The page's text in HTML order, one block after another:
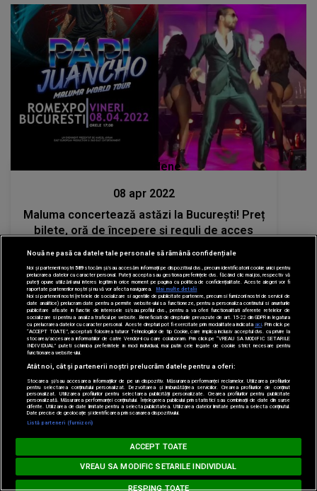
Stiri mondene
08 apr 2022
Maluma concertează astăzi la București! Preț
bilete, oră de începere și reguli de acces
08 apr 2022
Concert Maluma 8 aprilie 2022! Nicole Cherry
Loading... MUSIC NON STOP
KATSEYE - Gabriela
Nouă ne pasă ca datele tale personale să rămână confidențiale
Noi și partenerii noștri589stocăm și/sau accesăm informații pe dispozitivul dvs., precum identificatorii cookie unici pentru
prelucrarea datelor cu caracter personal. Puteți accepta sau gestiona preferințele dvs. făcând clic mai jos, respectiv vă
puteți opune utilizării unui interes legitim în orice moment pe pagina cu politica de confidențialitate. Aceste alegeri vor fi
raportate partenerilor noștri și nu vă vor afecta navigarea.
Mai multe detalii
Noi si partenerii nostri (retelele de socializare si agentiile de publicitate partenere, precum si furnizorii nostri de servicii de
date analitice) prelucram date pentru a permite website-ului sa functioneze, pentru a personaliza continutul si anunturile
publicitare afisate in functie de interesele si/sau profilul dvs., pentru a va oferi functionalitati aferente retelelor de
socializare si pentru a analiza traficul pe website. Beneficiati de drepturile prevazute de art. 15-22 din GDPR in legatura
cu prelucrarea datelor cu caracter personal. Aceste drepturi pot fi exercitate prin modalitatea indicataaici . Prin click pe
“ACCEPT TOATE”, acceptati folosirea tuturor Tehnologiilor de tip Cookie, care implica inclusiv acceptul dvs. cu privire la
stocarea/accesarea informatiilor de catre Vendor-ii cu care colaboram. Prin click pe “VREAU SA MODIFIC SETARILE
INDIVIDUAL” puteti schimba preferintele in mod individual, mai putin cele legate de cookie strict necesare pentru
functionarea website-ului.
Atât noi, cât și partenerii noștri prelucrăm datele pentru a oferi:
Stocarea și/sau accesarea informațiilor de pe un dispozitiv. Măsurarea performanței reclamelor. Utilizarea profilurilor
pentru selectarea conținutului personalizat. Dezvoltarea și îmbunătățirea serviciilor. Crearea profilurilor de conținut
personalizat. Utilizarea profilurilor pentru selectarea publicității personalizate. Crearea profilurilor pentru publicitate
personalizată. Măsurarea performanței conținutului. Înțelegerea publicului prin statistici sau combinații de date din surse
diferite. Utilizarea de date limitate pentru a selecta publicitatea. Utilizarea datelor limitate pentru a selecta conținutul.
Date precise de geolocație și identificarea prin scanarea dispozitivului.
Listă parteneri (furnizori)
ACCEPT TOATE
RESPING TOATE
VREAU SA MODIFIC SETARILE INDIVIDUAL